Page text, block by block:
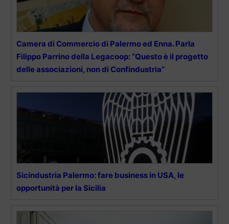
Camera di Commercio di Palermo ed Enna. Parla
Filippo Parrino della Legacoop: “Questo è il progetto
delle associazioni, non di Confindustria”
Sicindustria Palermo: fare business in USA, le
opportunità per la Sicilia